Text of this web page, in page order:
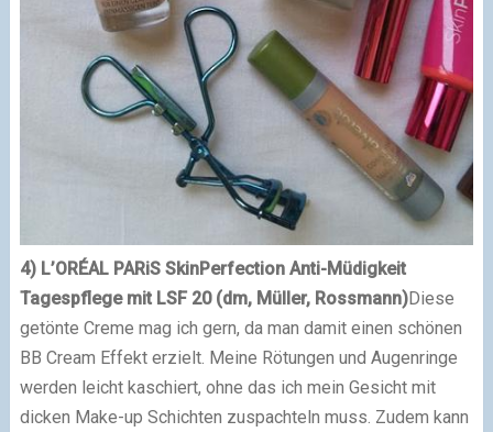
4) L’ORÉAL PARiS SkinPerfection Anti-Müdigkeit
Tagespflege mit LSF 20 (dm, Müller, Rossmann)Diese
getönte Creme mag ich gern, da man damit einen schönen
BB Cream Effekt erzielt. Meine Rötungen und Augenringe
werden leicht kaschiert, ohne das ich mein Gesicht mit
dicken Make-up Schichten zuspachteln muss. Zudem kann